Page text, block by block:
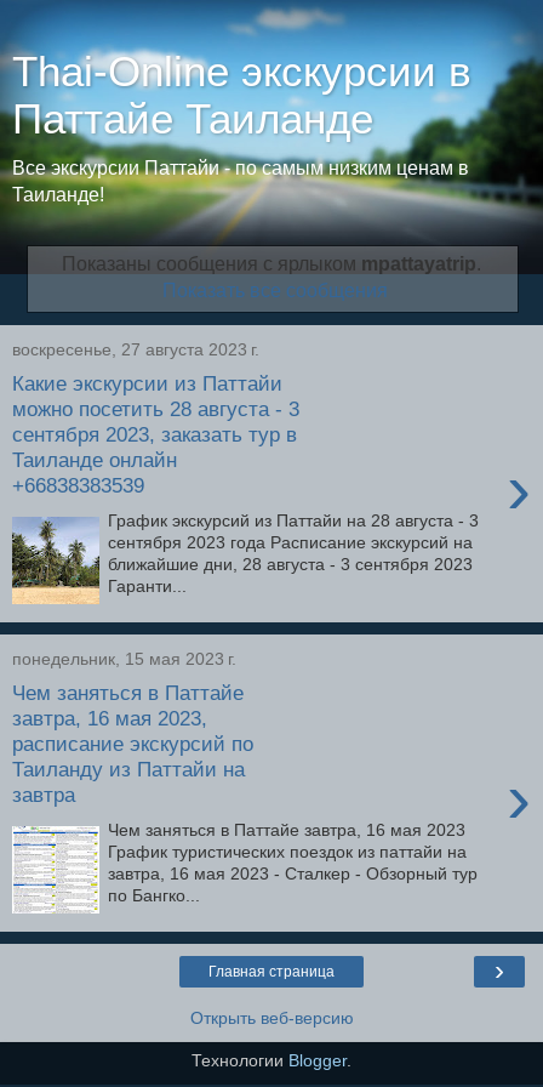
Thai-Online экскурсии в
Паттайе Таиланде
Все экскурсии Паттайи - по самым низким ценам в
Таиланде!
Показаны сообщения с ярлыком mpattayatrip.
Показать все сообщения
воскресенье, 27 августа 2023 г.
Какие экскурсии из Паттайи
можно посетить 28 августа - 3
сентября 2023, заказать тур в
Таиланде онлайн
+66838383539
›
График экскурсий из Паттайи на 28 августа - 3
сентября 2023 года Расписание экскурсий на
ближайшие дни, 28 августа - 3 сентября 2023
Гаранти...
понедельник, 15 мая 2023 г.
Чем заняться в Паттайе
завтра, 16 мая 2023,
расписание экскурсий по
Таиланду из Паттайи на
завтра
›
Чем заняться в Паттайе завтра, 16 мая 2023
График туристических поездок из паттайи на
завтра, 16 мая 2023 - Сталкер - Обзорный тур
по Бангко...
›
Главная страница
Открыть веб-версию
Технологии Blogger.